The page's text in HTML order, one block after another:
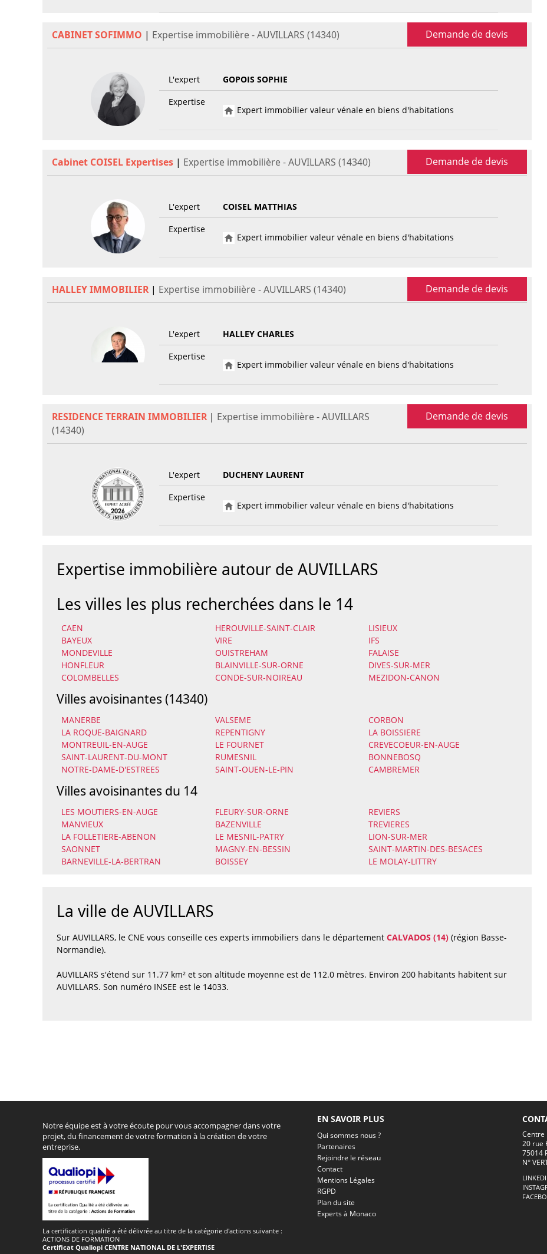
CABINET SOFIMMO | Expertise immobilière - AUVILLARS (14340) Demande de devis
L'expert
GOPOIS SOPHIE
Expertise
Expert immobilier valeur vénale en biens d'habitations
Cabinet COISEL Expertises | Expertise immobilière - AUVILLARS (14340) Demande de devis
L'expert
COISEL MATTHIAS
Expertise
Expert immobilier valeur vénale en biens d'habitations
HALLEY IMMOBILIER | Expertise immobilière - AUVILLARS (14340) Demande de devis
L'expert
HALLEY CHARLES
Expertise
Expert immobilier valeur vénale en biens d'habitations
RESIDENCE TERRAIN IMMOBILIER | Expertise immobilière - AUVILLARS
(14340)
Demande de devis
L'expert
DUCHENY LAURENT
Expertise
Expert immobilier valeur vénale en biens d'habitations
Expertise immobilière autour de AUVILLARS
Les villes les plus recherchées dans le 14
CAEN HEROUVILLE-SAINT-CLAIR
LISIEUX
BAYEUX
VIRE
IFS
MONDEVILLE
OUISTREHAM
FALAISE
HONFLEUR
BLAINVILLE-SUR-ORNE
DIVES-SUR-MER
COLOMBELLES
CONDE-SUR-NOIREAU MEZIDON-CANON
Villes avoisinantes (14340)
MANERBE VALSEME
CORBON
LA ROQUE-BAIGNARD
REPENTIGNY
LA BOISSIERE
MONTREUIL-EN-AUGE
LE FOURNET
CREVECOEUR-EN-AUGE
SAINT-LAURENT-DU-MONT
RUMESNIL
BONNEBOSQ
NOTRE-DAME-D'ESTREES
SAINT-OUEN-LE-PIN CAMBREMER
Villes avoisinantes du 14
LES MOUTIERS-EN-AUGE FLEURY-SUR-ORNE
REVIERS
MANVIEUX
BAZENVILLE
TREVIERES
LA FOLLETIERE-ABENON
LE MESNIL-PATRY
LION-SUR-MER
SAONNET
MAGNY-EN-BESSIN
SAINT-MARTIN-DES-BESACES
BARNEVILLE-LA-BERTRAN
BOISSEY LE MOLAY-LITTRY
La ville de AUVILLARS
Sur AUVILLARS, le CNE vous conseille ces experts immobiliers dans le département CALVADOS (14) (région Basse-
Normandie).
AUVILLARS s'étend sur 11.77 km² et son altitude moyenne est de 112.0 mètres. Environ 200 habitants habitent sur
AUVILLARS. Son numéro INSEE est le 14033.
Notre équipe est à votre écoute pour vous accompagner dans votre
projet, du financement de votre formation à la création de votre
entreprise.
La certification qualité a été délivrée au titre de la catégorie d'actions suivante :
ACTIONS DE FORMATION
Certificat Qualiopi CENTRE NATIONAL DE L'EXPERTISE
EN SAVOIR PLUS
Qui sommes nous ?
Partenaires
Rejoindre le réseau
Contact
Mentions Légales
RGPD
Plan du site
Experts à Monaco
Centre
20 rue
75014
N°